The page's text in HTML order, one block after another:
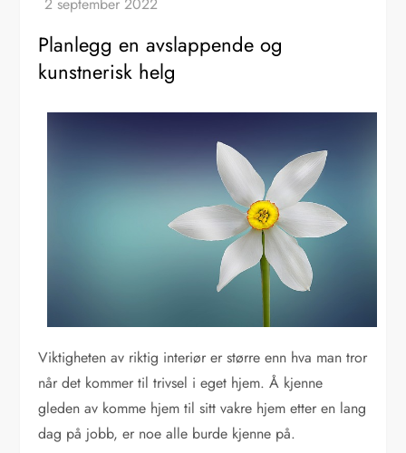
Planlegg en avslappende og
kunstnerisk helg
Viktigheten av riktig interiør er større enn hva man tror
når det kommer til trivsel i eget hjem. Å kjenne
gleden av komme hjem til sitt vakre hjem etter en lang
dag på jobb, er noe alle burde kjenne på.